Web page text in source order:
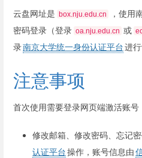
云盘网址是 box.nju.edu.cn
，使用
密码登录（登录 oa.nju.edu.cn 或
录南京大学统一身份认证平台进行
注意事项
首次使用需要登录网页端激活账号
修改邮箱、修改密码、忘记
认证平台操作，账号信息由